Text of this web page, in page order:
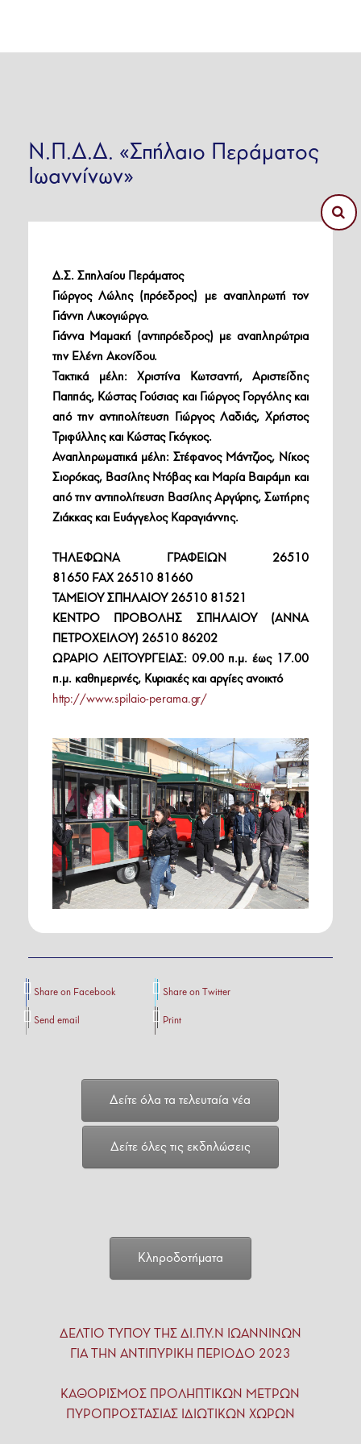
Ν.Π.Δ.Δ. «Σπήλαιο Περάματος
Ιωαννίνων»
Δ.Σ. Σπηλαίου Περάματος
Γιώργος Λώλης (πρόεδρος) με αναπληρωτή τον
Γιάννη Λυκογιώργο.
Γιάννα Μαμακή (αντιπρόεδρος) με αναπληρώτρια
την Ελένη Ακονίδου.
Τακτικά μέλη: Χριστίνα Κωτσαντή, Αριστείδης
Παππάς, Κώστας Γούσιας και Γιώργος Γοργόλης και
από την αντιπολίτευση Γιώργος Λαδιάς, Χρήστος
Τριφύλλης και Κώστας Γκόγκος.
Αναπληρωματικά μέλη: Στέφανος Μάντζιος, Νίκος
Σιορόκας, Βασίλης Ντόβας και Μαρία Βαιράμη και
από την αντιπολίτευση Βασίλης Αργύρης, Σωτήρης
Ζιάκκας και Ευάγγελος Καραγιάννης.
ΤΗΛΕΦΩΝΑ ΓΡΑΦΕΙΩΝ 26510
81650 FAX 26510 81660
ΤΑΜΕΙΟΥ ΣΠΗΛΑΙΟΥ 26510 81521
ΚΕΝΤΡΟ ΠΡΟΒΟΛΗΣ ΣΠΗΛΑΙΟΥ (ΑΝΝΑ
ΠΕΤΡΟΧΕΙΛΟΥ) 26510 86202
ΩΡΑΡΙΟ ΛΕΙΤΟΥΡΓΕΙΑΣ: 09.00 π.μ. έως 17.00
π.μ. καθημερινές, Κυριακές και αργίες ανοικτό
http://www.spilaio-perama.gr/
Share on Facebook Share on Twitter
Send email Print
Δείτε όλα τα τελευταία νέα
Δείτε όλες τις εκδηλώσεις
Κληροδοτήματα
ΔΕΛΤΙΟ ΤΥΠΟΥ ΤΗΣ ΔΙ.ΠΥ.Ν ΙΩΑΝΝΙΝΩΝ
ΓΙΑ ΤΗΝ ΑΝΤΙΠΥΡΙΚΗ ΠΕΡΙΟΔΟ 2023
ΚΑΘΟΡΙΣΜΟΣ ΠΡΟΛΗΠΤΙΚΩΝ ΜΕΤΡΩΝ
ΠΥΡΟΠΡΟΣΤΑΣΙΑΣ ΙΔΙΩΤΙΚΩΝ ΧΩΡΩΝ